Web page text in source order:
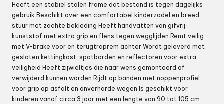
Heeft een stabiel stalen frame dat bestand is tegen dagelijks
gebruik Beschikt over een comfortabel kinderzadel en breed
stuur met zachte bekleding Heeft handvatten van gifvrij
kunststof met extra grip en flens tegen wegglijden Remt veilig
met V-brake voor en terugtraprem achter Wordt geleverd met
gesloten kettingkast, spatborden en reflectoren voor extra
veiligheid Heeft zijwieltjes die naar wens gemonteerd of
verwijderd kunnen worden Rijdt op banden met noppenprofiel
voor grip op asfalt en onverharde wegen Is geschikt voor
kinderen vanaf circa 3 jaar met een lengte van 90 tot 105 cm